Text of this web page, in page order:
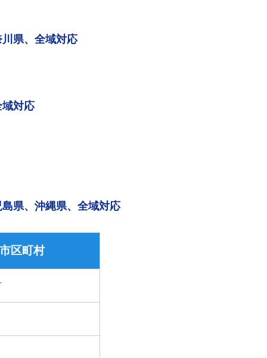
県、全域対応
対応
県、沖縄県、全域対応
市区町村